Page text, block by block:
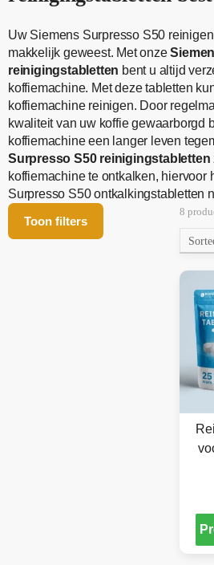
Uw Siemens Surpresso S50
makkelijk geweest. Met onze
reinigingstabletten bent u altijd
koffiemachine. Met deze tabletten
koffiemachine reinigen. Door
kwaliteit van uw koffie gewaarborgd
koffiemachine een langer leven
Surpresso S50 reinigingstabletten
koffiemachine te ontkalken, hiervoor
Surpresso S50 ontkalkingstabletten
Toon filters
8